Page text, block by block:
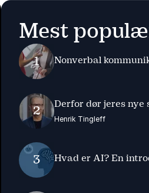
Mest
1 Nonverbal
2 Derfor dør jeres
Henrik Tingleff
3 Hvad er AI? En